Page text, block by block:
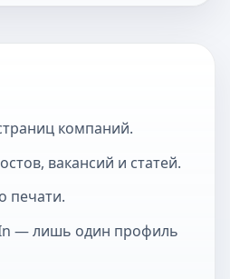
компаний.
вакансий и статей.
печати.
— лишь один профиль